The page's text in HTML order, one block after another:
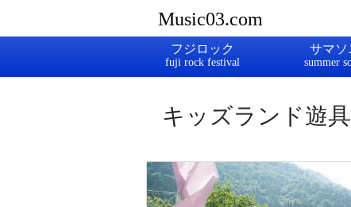
Music03.com
フジロック サマソ
キッズランド遊